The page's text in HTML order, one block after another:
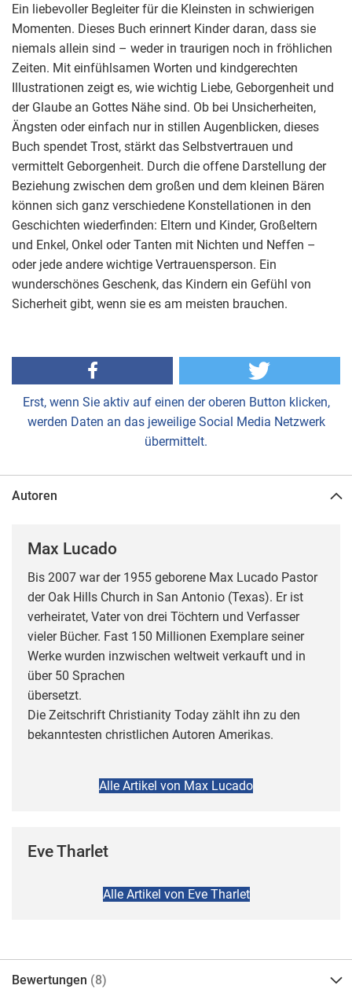
Ein liebevoller Begleiter für die Kleinsten in schwierigen
Momenten. Dieses Buch erinnert Kinder daran, dass sie
niemals allein sind – weder in traurigen noch in fröhlichen
Zeiten. Mit einfühlsamen Worten und kindgerechten
Illustrationen zeigt es, wie wichtig Liebe, Geborgenheit und
der Glaube an Gottes Nähe sind. Ob bei Unsicherheiten,
Ängsten oder einfach nur in stillen Augenblicken, dieses
Buch spendet Trost, stärkt das Selbstvertrauen und
vermittelt Geborgenheit. Durch die offene Darstellung der
Beziehung zwischen dem großen und dem kleinen Bären
können sich ganz verschiedene Konstellationen in den
Geschichten wiederfinden: Eltern und Kinder, Großeltern
und Enkel, Onkel oder Tanten mit Nichten und Neffen –
oder jede andere wichtige Vertrauensperson. Ein
wunderschönes Geschenk, das Kindern ein Gefühl von
Sicherheit gibt, wenn sie es am meisten brauchen.
Erst, wenn Sie aktiv auf einen der oberen Button klicken,
werden Daten an das jeweilige Social Media Netzwerk
übermittelt.
Autoren
Max Lucado
Bis 2007 war der 1955 geborene Max Lucado Pastor
der Oak Hills Church in San Antonio (Texas). Er ist
verheiratet, Vater von drei Töchtern und Verfasser
vieler Bücher. Fast 150 Millionen Exemplare seiner
Werke wurden inzwischen weltweit verkauft und in
über 50 Sprachen
übersetzt.
Die Zeitschrift Christianity Today zählt ihn zu den
bekanntesten christlichen Autoren Amerikas.
Alle Artikel von Max Lucado
Eve Tharlet
Alle Artikel von Eve Tharlet
Bewertungen 8